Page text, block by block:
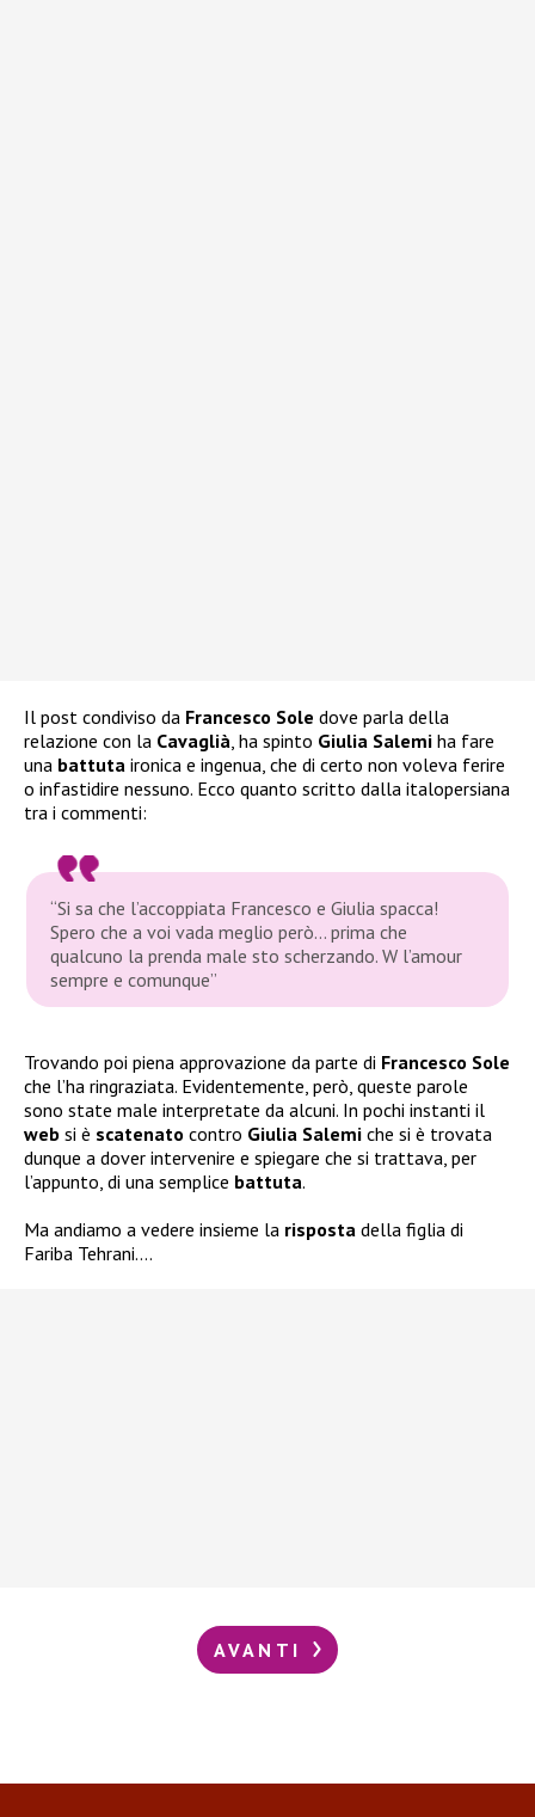
Il post condiviso da Francesco Sole dove parla della
relazione con la Cavaglià, ha spinto Giulia Salemi ha fare
una battuta ironica e ingenua, che di certo non voleva ferire
o infastidire nessuno. Ecco quanto scritto dalla italopersiana
tra i commenti:
“Si sa che l’accoppiata Francesco e Giulia spacca!
Spero che a voi vada meglio però… prima che
qualcuno la prenda male sto scherzando. W l’amour
sempre e comunque”
Trovando poi piena approvazione da parte di Francesco Sole
che l’ha ringraziata. Evidentemente, però, queste parole
sono state male interpretate da alcuni. In pochi instanti il
web si è scatenato contro Giulia Salemi che si è trovata
dunque a dover intervenire e spiegare che si trattava, per
l’appunto, di una semplice battuta.
Ma andiamo a vedere insieme la risposta della figlia di
Fariba Tehrani….
AVANTI